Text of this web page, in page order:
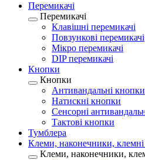
Перемикачі
Перемикачі
Клавішні перемикачі
Повзункові перемикачі
Мікро перемикачі
DIP перемикачі
Кнопки
Кнопки
Антивандальні кнопки
Натискні кнопки
Сенсорні
Тактові кнопки
Тумблера
Клеми, наконечники, клемні
Клеми, наконечники,